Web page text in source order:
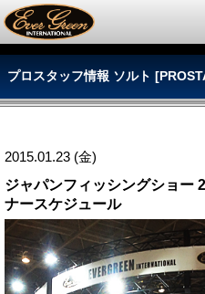
プロスタッフ情報 ソルト
2015.01.23 (金)
ジャパンフィッシングショー
ナースケジュール